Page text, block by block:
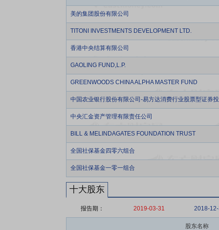
美的集团股份有限公司
TITONI INVESTMENTS DEVELOPMENT LTD.
香港中央结算有限公司
GAOLING FUND,L.P.
GREENWOODS CHINA ALPHA MASTER FUND
中国农业银行股份有限公司-易方达消费行业股票型证券
中央汇金资产管理有限责任公司
BILL & MELINDAGATES FOUNDATION TRUST
全国社保基金四零六组合
全国社保基金一零一组合
十大股东
报告期： 2019-03-31 2018-
股东名称